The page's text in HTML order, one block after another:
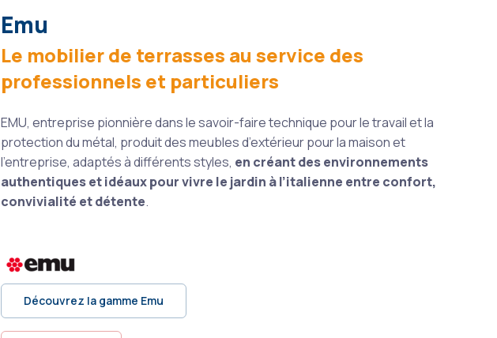
Emu
Le mobilier de terrasses au service des
professionnels et particuliers
EMU, entreprise pionnière dans le savoir-faire technique pour le travail et la
protection du métal, produit des meubles d’extérieur pour la maison et
l’entreprise, adaptés à différents styles, en créant des environnements
authentiques et idéaux pour vivre le jardin à l’italienne entre confort,
convivialité et détente.
Découvrez la gamme Emu